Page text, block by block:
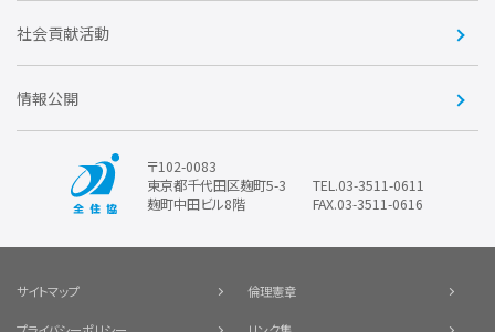
優良事業表彰
社会貢献活動
情報公開
〒102-0083
東京都千代田区麹町5-3
麹町中田ビル8階
TEL.03-3511-0611
FAX.03-3511-0616
サイトマップ 倫理憲章